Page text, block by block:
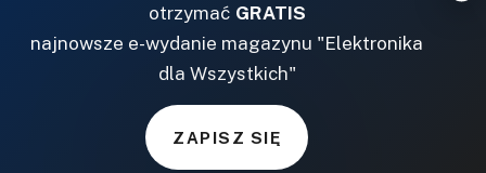
BudujemyDom.pl
Projekty.BudujemyDom.pl
Informator Budownictwa
otrzymać GRATIS
najnowsze e-wydanie magazynu "Elektronika
dla Wszystkich"
ZAPISZ SIĘ